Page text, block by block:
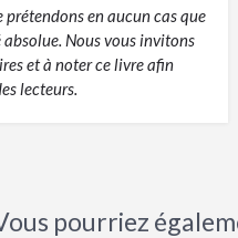
prétendons en aucun cas que
Nous vous invitons
et à noter ce livre afin
lecteurs.
pourriez